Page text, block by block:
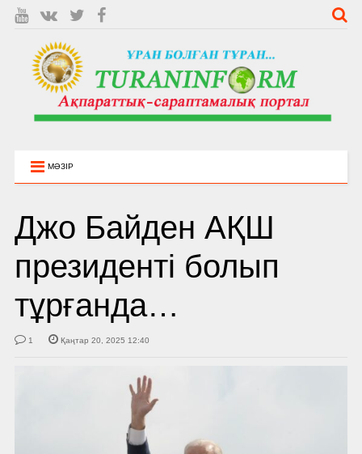
МӘЗІР
Джо Байден АҚШ
президенті болып
тұрғанда…
1 Қаңтар 20, 2025 12:40